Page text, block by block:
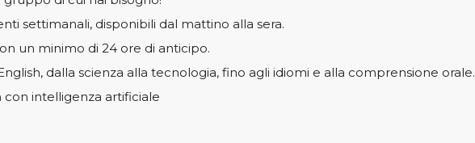
settimanali, disponibili dal mattino alla sera.
un minimo di 24 ore di anticipo.
dalla scienza alla tecnologia, fino agli idiomi e alla comprensione orale.
con intelligenza artificiale